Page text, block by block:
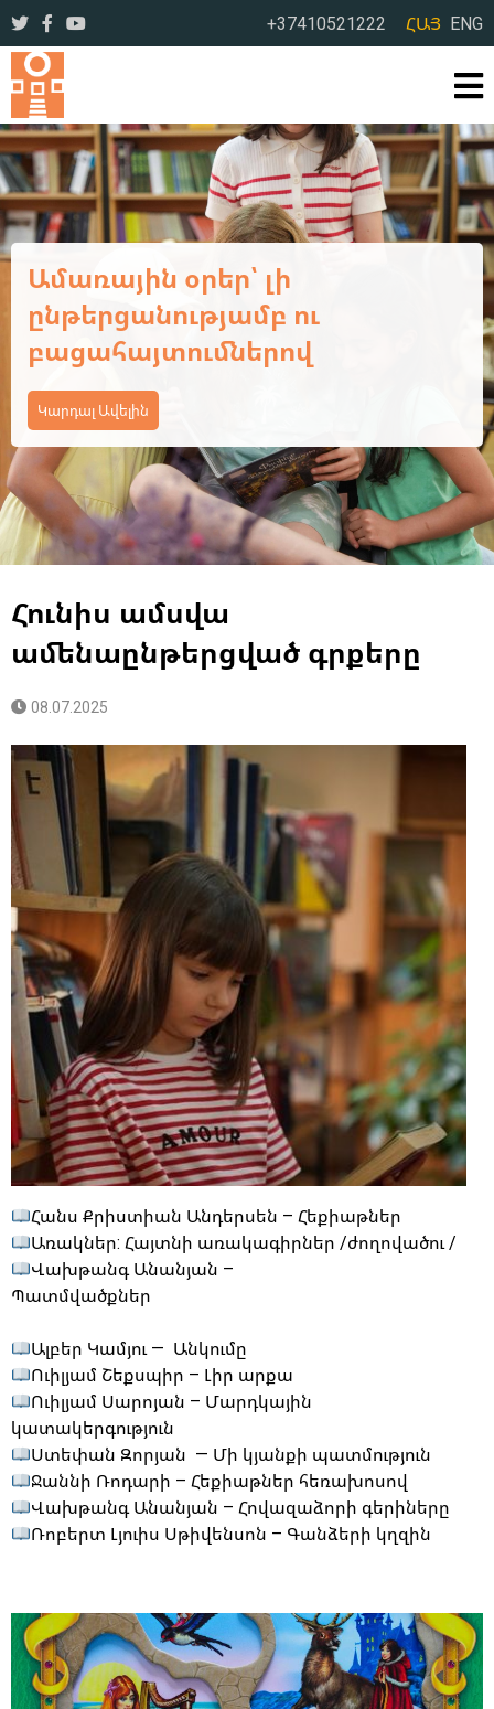
+37410521222 ՀԱՅ ENG
Ավարտվեց ևս մեկ եռօրյա
վերապատրաստման
դասընթաց
Կարդալ Ավելին
Հունիս ամսվա
ամենաընթերցված գրքերը
08.07.2025
Հանս Քրիստիան Անդերսեն – Հեքիաթներ
Առակներ: Հայտնի առակագիրներ /ժողովածու /
Վախթանգ Անանյան –
Պատմվածքներ
Ալբեր Կամյու — Անկումը
Ուիլյամ Շեքսպիր – Լիր արքա
Ուիլյամ Սարոյան – Մարդկային
կատակերգություն
Ստեփան Զորյան — Մի կյանքի պատմություն
Ջաննի Ռոդարի – Հեքիաթներ հեռախոսով
Վախթանգ Անանյան – Հովազաձորի գերիները
Ռոբերտ Լյուիս Սթիվենսոն – Գանձերի կղզին